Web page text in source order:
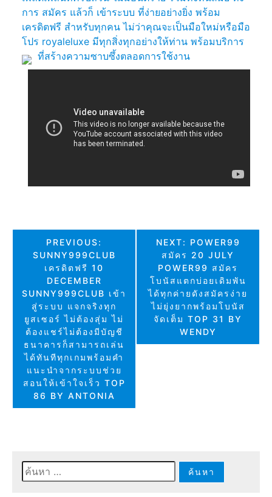
การ สมัคร แล้วก็ เข้าระบบ ที่ง่ายอย่างยิ่ง พร้อม
เครดิตฟรี สำหรับทุกคน ไม่ว่าคุณจะเป็นมือใหม่หรือมือ
โปร royaleluxe มีทุกสิ่งทุกอย่างให้ท่าน พร้อมบริการ
ที่สร้างความซาบซึ้งตลอดการใช้งาน
แนะแนว
เรื่อง
PREVIOUS:
SUNNY999CLUB
เครดิตฟรี 10
DECEMBER
SUNNY999CLUB เข้า
สู่ระบบ แจกจริงทุก
ยูสเซอร์ ไม่ต้องสุ่ม ไม่
ต้องแชร์ไม่ต้องมีบัญชี
ธนาคารก็สามารถเล่น
ได้ทันทีทุกเกมพร้อมคำ
แนะนำจากระบบช่วย
สอนให้เข้าใจเร็ว TOP
86 BY ANTONIA
NEXT: POWER99
สมัคร 20 JULY
POWER99 สมัคร
โบนัสแตกบ่อยเดิมพัน
ได้ทุกค่ายดังสมัครง่าย
ไม่ยุ่งยากพร้อมโบนัส
จัดเต็ม TOP 31 BY
WENDY
ค้นหา
สำหรับ: